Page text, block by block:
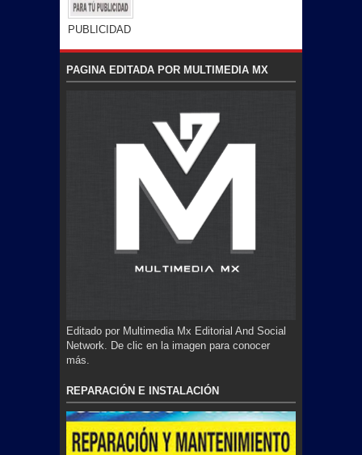
PUBLICIDAD
PAGINA EDITADA POR MULTIMEDIA MX
Editado por Multimedia Mx Editorial And Social
Network. De clic en la imagen para conocer
más.
REPARACIÓN E INSTALACIÓN